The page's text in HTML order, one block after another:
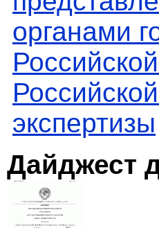
органами
экспертизы
Дайджест